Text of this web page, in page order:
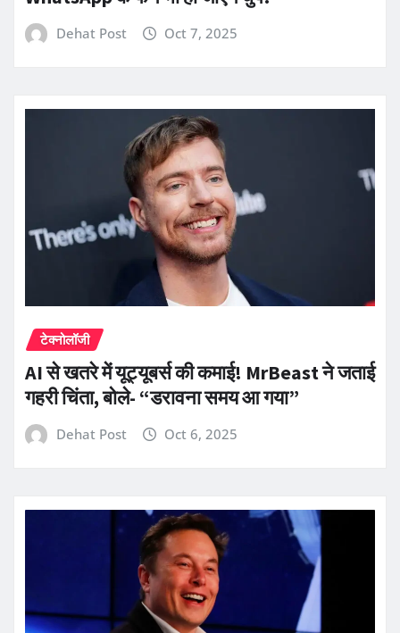
Dehat Post Oct 7, 2025
टेक्नोलॉजी
AI से खतरे में यूट्यूबर्स की कमाई! MrBeast ने जताई
गहरी चिंता, बोले- “डरावना समय आ गया”
Dehat Post Oct 6, 2025